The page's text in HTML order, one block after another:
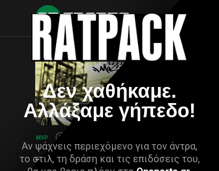
Δεν χαθήκαμε.
Αλλάξαμε γήπεδο!
Αν ψάχνεις περιεχόμενο για τον άντρα,
το στιλ, τη δράση και τις επιδόσεις του,